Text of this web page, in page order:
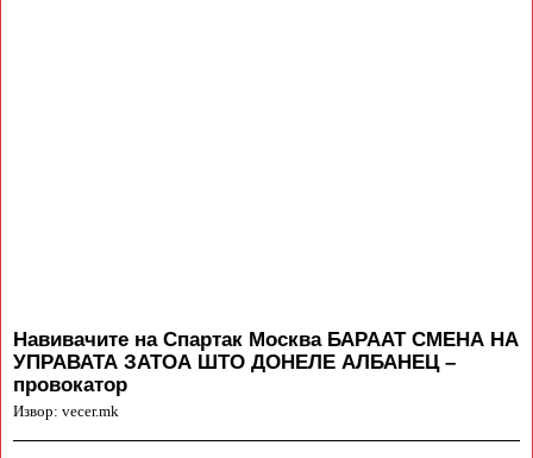
Навивачите на Спартак Москва БАРААТ СМЕНА НА
УПРАВАТА ЗАТОА ШТО ДОНЕЛЕ АЛБАНЕЦ –
провокатор
Извор: vecer.mk